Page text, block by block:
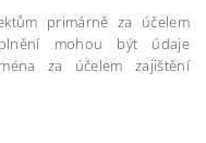
primárně za účelem
mohou být údaje
za účelem zajištění